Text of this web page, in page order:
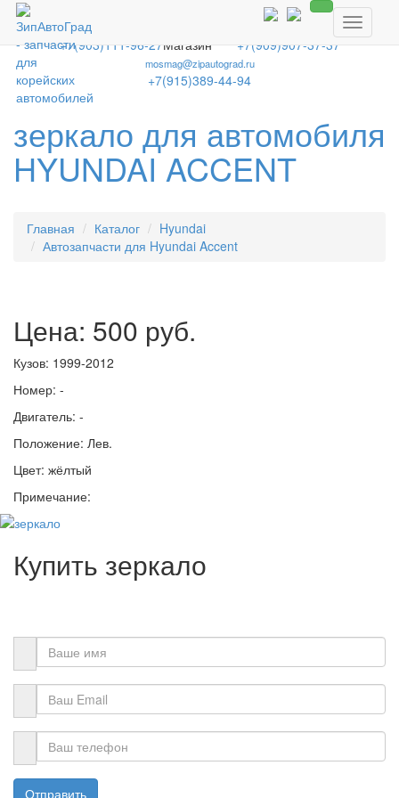
Toggle
Бесплатный звонок по всей России!
+7(903)111-96-27Магазин +7(909)907-37-37
mosmag@zipautograd.ru
+7(915)389-44-94
зеркало для автомобиля
HYUNDAI ACCENT
Главная Каталог
Hyundai
Автозапчасти для Hyundai Accent
Цена: 500 руб.
Кузов: 1999-2012
Номер: -
Двигатель: -
Положение: Лев.
Цвет: жёлтый
Примечание:
Купить зеркало
Отправить